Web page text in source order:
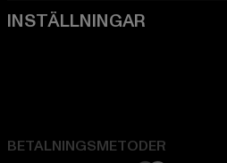
BETALNINGSMETODER